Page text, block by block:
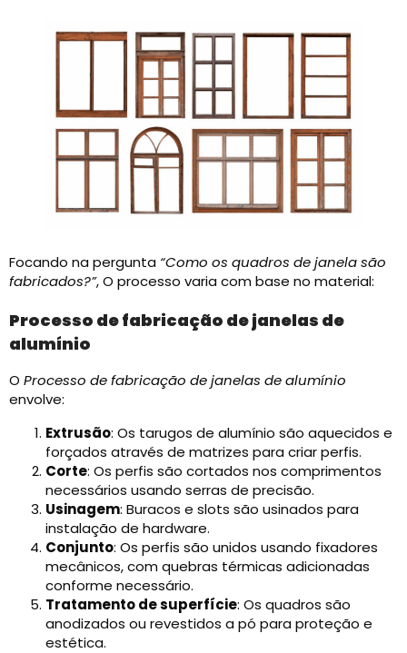
Focando na pergunta “Como os quadros de janela são
fabricados?”, O processo varia com base no material:​
Processo de fabricação de janelas de
alumínio
O Processo de fabricação de janelas de alumínio
envolve:​
Extrusão: Os tarugos de alumínio são aquecidos e
forçados através de matrizes para criar perfis.
Corte: Os perfis são cortados nos comprimentos
necessários usando serras de precisão.
Usinagem: Buracos e slots são usinados para
instalação de hardware.
Conjunto: Os perfis são unidos usando fixadores
mecânicos, com quebras térmicas adicionadas
conforme necessário.
Tratamento de superfície: Os quadros são
anodizados ou revestidos a pó para proteção e
estética.